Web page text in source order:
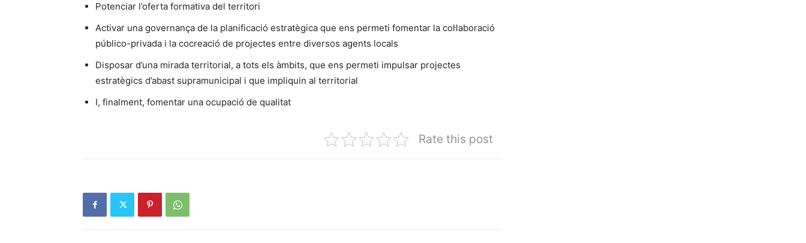
Potenciar l’oferta formativa del territori
Activar una governança de la planificació estratègica que ens permeti fomentar la col·laboració
público-privada i la cocreació de projectes entre diversos agents locals
Disposar d’una mirada territorial, a tots els àmbits, que ens permeti impulsar projectes
estratègics d’abast supramunicipal i que impliquin al territorial
I, finalment, fomentar una ocupació de qualitat
Rate this post